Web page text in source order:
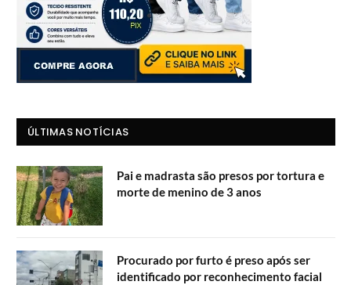
ÚLTIMAS NOTÍCIAS
Pai e madrasta são presos por tortura e
morte de menino de 3 anos
Procurado por furto é preso após ser
identificado por reconhecimento facial